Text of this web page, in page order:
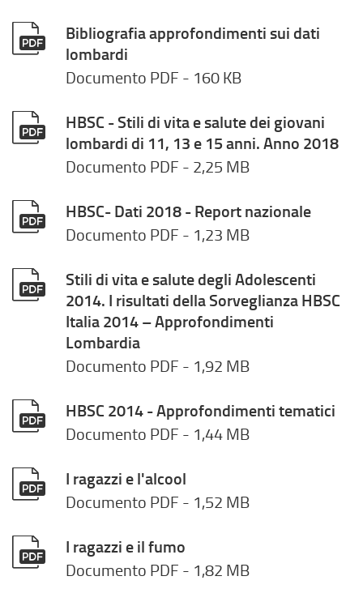
Bibliografia approfondimenti sui dati
lombardi
Documento PDF - 160 KB
HBSC - Stili di vita e salute dei giovani
lombardi di 11, 13 e 15 anni. Anno 2018
Documento PDF - 2,25 MB
HBSC- Dati 2018 - Report nazionale
Documento PDF - 1,23 MB
Stili di vita e salute degli Adolescenti
2014. I risultati della Sorveglianza HBSC
Italia 2014 – Approfondimenti
Lombardia
Documento PDF - 1,92 MB
HBSC 2014 - Approfondimenti tematici
Documento PDF - 1,44 MB
I ragazzi e l'alcool
Documento PDF - 1,52 MB
I ragazzi e il fumo
Documento PDF - 1,82 MB